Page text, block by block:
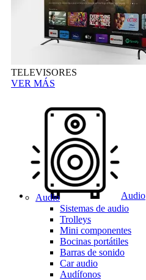
TELEVISORES
VER MÁS
Audio
Audio
Sistemas de audio
Trolleys
Mini componentes
Bocinas portátiles
Barras de sonido
Car audio
Audífonos